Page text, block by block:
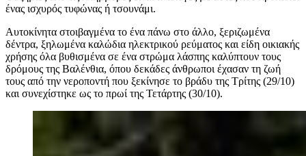
ένας ισχυρός τυφώνας ή τσουνάμι.
Αυτοκίνητα στοιβαγμένα το ένα πάνω στο άλλο, ξεριζωμένα
δέντρα, ξηλωμένα καλώδια ηλεκτρικού ρεύματος και είδη οικιακής
χρήσης όλα βυθισμένα σε ένα στρώμα λάσπης καλύπτουν τους
δρόμους της Βαλένθια, όπου δεκάδες άνθρωποι έχασαν τη ζωή
τους από την νεροποντή που ξεκίνησε το βράδυ της Τρίτης (29/10)
και συνεχίστηκε ως το πρωί της Τετάρτης (30/10).